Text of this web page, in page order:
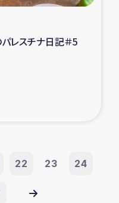
レスチナ日記＃5
22 23 24